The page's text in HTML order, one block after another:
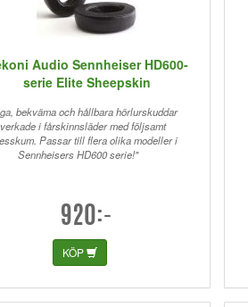
Audio Sennheiser HD600-
serie Elite Sheepskin
bekväma och hållbara hörlurskuddar
i fårskinnsläder med följsamt
Passar till flera olika modeller i
Sennheisers HD600 serie!"
920:-
KÖP